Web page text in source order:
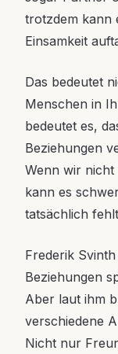
trotzdem kann
Einsamkeit
Das bedeutet
Menschen in
bedeutet es,
Beziehungen
Wenn wir
kann es
tatsächlich
Frederik
Beziehungen
Aber laut ihm
verschiedene
Nicht nur